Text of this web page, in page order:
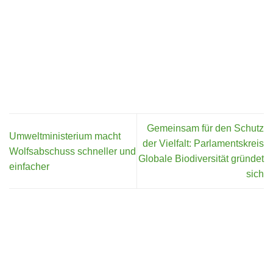
Umweltministerium macht
Wolfsabschuss schneller und
einfacher
Gemeinsam für den Schutz
der Vielfalt: Parlamentskreis
Globale Biodiversität gründet
sich